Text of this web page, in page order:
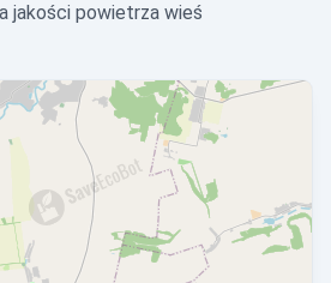
jakości powietrza wieś